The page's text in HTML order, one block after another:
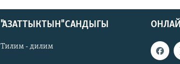
"АЗАТТЫКТЫН" САНДЫГЫ
Тилим - дилим